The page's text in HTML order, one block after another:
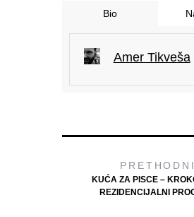
Bio
Amer Tikveša
PRETHODNI
KUĆA ZA PISCE –
REZIDENCIJALNI